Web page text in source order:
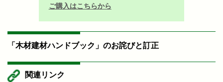
ご購入はこちらから
「木材建材ハンドブック」のお詫びと訂正
関連リンク